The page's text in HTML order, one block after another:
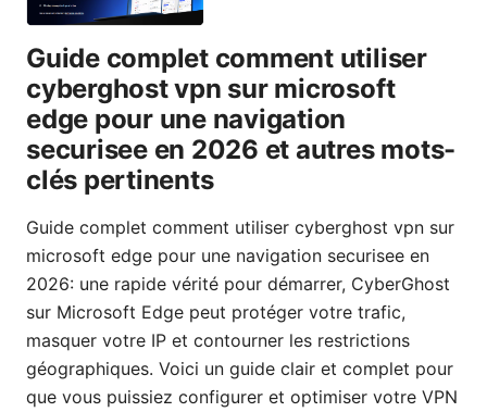
Guide complet comment utiliser
cyberghost vpn sur microsoft
edge pour une navigation
securisee en 2026 et autres mots-
clés pertinents
Guide complet comment utiliser cyberghost vpn sur
microsoft edge pour une navigation securisee en
2026: une rapide vérité pour démarrer, CyberGhost
sur Microsoft Edge peut protéger votre trafic,
masquer votre IP et contourner les restrictions
géographiques. Voici un guide clair et complet pour
que vous puissiez configurer et optimiser votre VPN